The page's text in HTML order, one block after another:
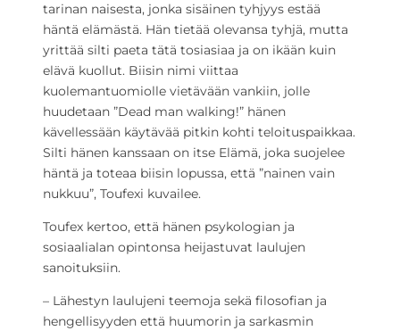
tarinan naisesta, jonka sisäinen tyhjyys estää
häntä elämästä. Hän tietää olevansa tyhjä, mutta
yrittää silti paeta tätä tosiasiaa ja on ikään kuin
elävä kuollut. Biisin nimi viittaa
kuolemantuomiolle vietävään vankiin, jolle
huudetaan ”Dead man walking!” hänen
kävellessään käytävää pitkin kohti teloituspaikkaa.
Silti hänen kanssaan on itse Elämä, joka suojelee
häntä ja toteaa biisin lopussa, että ”nainen vain
nukkuu”, Toufexi kuvailee.
Toufex kertoo, että hänen psykologian ja
sosiaalialan opintonsa heijastuvat laulujen
sanoituksiin.
– Lähestyn laulujeni teemoja sekä filosofian ja
hengellisyyden että huumorin ja sarkasmin